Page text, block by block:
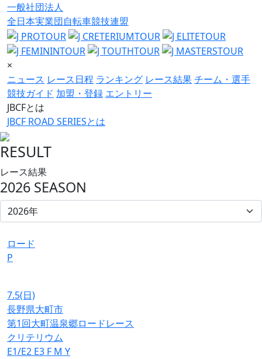
一般社団法人
全日本実業団自転車競技連盟
×
ニュース レース日程 ランキング レース結果チーム・選手
競技ガイド 加盟・登録 エントリー
JBCFとは
JBCF ROAD SERIESとは
RESULT
レース結果
2026 SEASON
ロード
P
7.5(日)
長野県大町市
第1回大町温泉郷ロードレース
クリテリウム
E1/E2 E3 F M Y